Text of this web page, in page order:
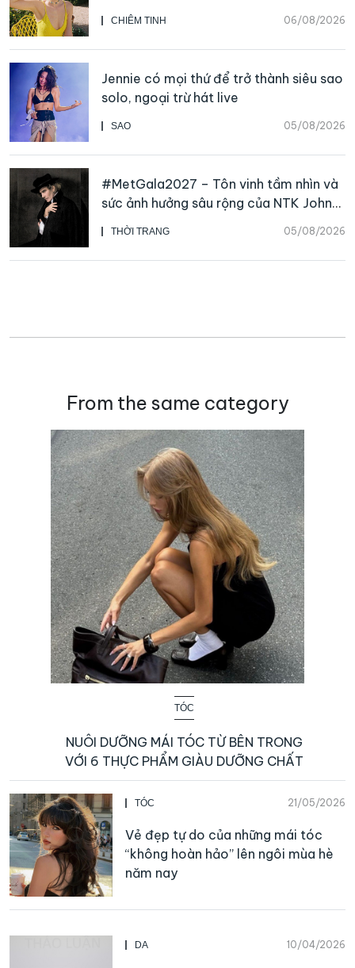
CHIÊM TINH 06/08/2026
SAO 05/08/2026
Jennie có mọi thứ để trở thành siêu sao
solo, ngoại trừ hát live
THỜI TRANG 05/08/2026
#MetGala2027 – Tôn vinh tầm nhìn và
sức ảnh hưởng sâu rộng của NTK John
Galliano
From the same category
TÓC
NUÔI DƯỠNG MÁI TÓC TỪ BÊN TRONG
VỚI 6 THỰC PHẨM GIÀU DƯỠNG CHẤT
TÓC 21/05/2026
Vẻ đẹp tự do của những mái tóc
“không hoàn hảo” lên ngôi mùa hè
năm nay
DA 10/04/2026